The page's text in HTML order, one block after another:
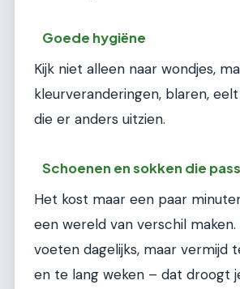
Goede hygiëne
Kijk niet alleen naar wondjes,
kleurveranderingen, blaren,
die er anders uitzien.
Schoenen en sokken die
Het kost maar een paar
een wereld van verschil maken.
voeten dagelijks, maar vermijd
en te lang weken – dat droogt